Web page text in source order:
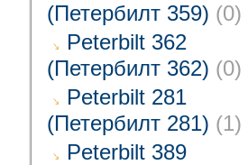
(Петербилт 359) (0)
Peterbilt 362
(Петербилт 362) (0)
Peterbilt 281
(Петербилт 281) (1)
Peterbilt 389